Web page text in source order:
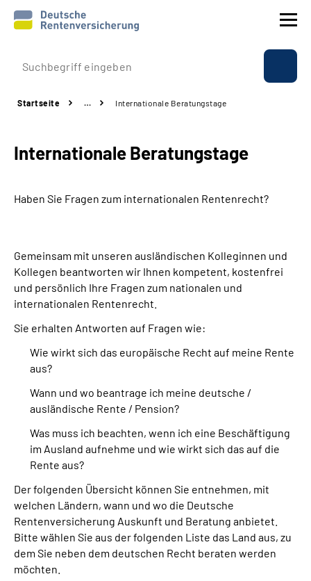
Prävention
Rente
Beratung & Kontakt
Über uns & Presse
Online-Services
Leichte Sprache
Mein Kundenportal
Startseite … Internationale Beratungstage
Internationale Beratungstage
Haben Sie Fragen zum internationalen Rentenrecht?
Gemeinsam mit unseren ausländischen Kolleginnen und
Kollegen beantworten wir Ihnen kompetent, kostenfrei
und persönlich Ihre Fragen zum nationalen und
internationalen Rentenrecht.
Sie erhalten Antworten auf Fragen wie:
Wie wirkt sich das europäische Recht auf meine Rente
aus?
Wann und wo beantrage ich meine deutsche /
ausländische Rente / Pension?
Was muss ich beachten, wenn ich eine Beschäftigung
im Ausland aufnehme und wie wirkt sich das auf die
Rente aus?
Der folgenden Übersicht können Sie entnehmen, mit
welchen Ländern, wann und wo die Deutsche
Rentenversicherung Auskunft und Beratung anbietet.
Bitte wählen Sie aus der folgenden Liste das Land aus, zu
dem Sie neben dem deutschen Recht beraten werden
möchten.